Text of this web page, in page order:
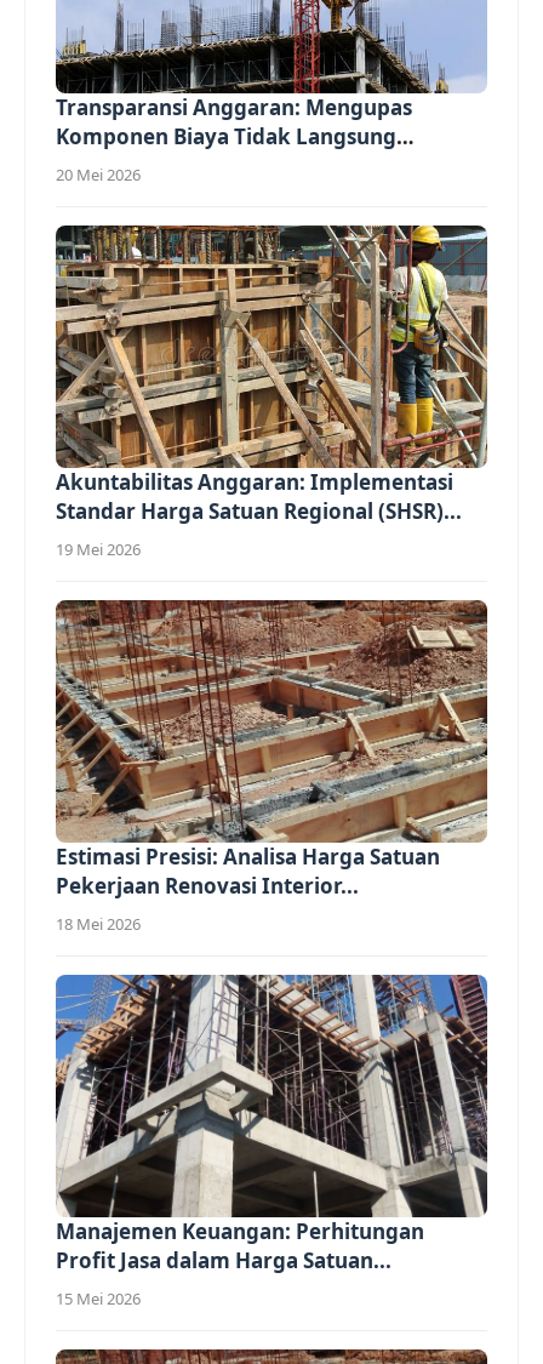
Transparansi Anggaran: Mengupas
Komponen Biaya Tidak Langsung
(Overhead)...
20 Mei 2026
Akuntabilitas Anggaran: Implementasi
Standar Harga Satuan Regional (SHSR)...
19 Mei 2026
Estimasi Presisi: Analisa Harga Satuan
Pekerjaan Renovasi Interior...
18 Mei 2026
Manajemen Keuangan: Perhitungan
Profit Jasa dalam Harga Satuan...
15 Mei 2026